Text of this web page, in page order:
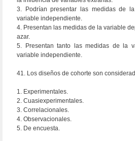
3. Podrían presentar las medidas de
variable independiente.
4. Presentan las medidas de la variable
azar.
5. Presentan tanto las medidas de la
variable independiente.
41. Los diseños de cohorte son
1. Experimentales.
2. Cuasiexperimentales.
3. Correlacionales.
4. Observacionales.
5. De encuesta.